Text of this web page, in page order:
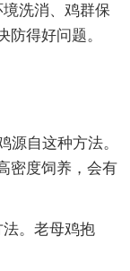
洗消、鸡群保
得好问题。
源自这种方法。
密度饲养，会有
。老母鸡抱